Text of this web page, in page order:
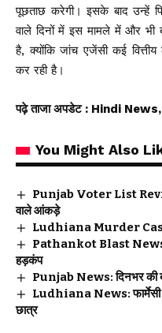
पूछताछ करेगी। इसके बाद उन्हें
वाले दिनों में इस मामले में और भी
है, क्योंकि जांच एजेंसी कई
कर रही है।
पढ़े ताजा अपडेट : Hindi
You Might Also
Punjab Voter List
वाले आंकड़े
Ludhiana Murder Case:
Pathankot Blast News:
हड़कंप
Punjab News: दिनभर की
Ludhiana News: फार्मेसी
छात्र